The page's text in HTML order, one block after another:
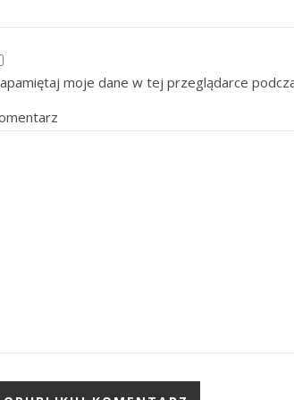
moje dane w tej przeglądarce